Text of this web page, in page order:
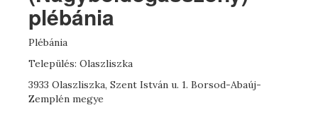
plébánia
Plébánia
Település: Olaszliszka
3933 Olaszliszka, Szent István u. 1. Borsod-Abaúj-
Zemplén megye